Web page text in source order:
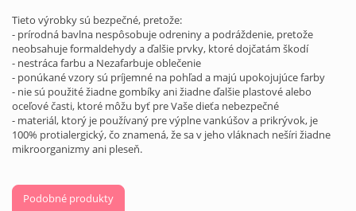
Tieto výrobky sú bezpečné, pretože:
- prírodná bavlna nespôsobuje odreniny a podráždenie, pretože
neobsahuje formaldehydy a ďalšie prvky, ktoré dojčatám škodí
- nestráca farbu a Nezafarbuje oblečenie
- ponúkané vzory sú príjemné na pohľad a majú upokojujúce farby
- nie sú použité žiadne gombíky ani žiadne ďalšie plastové alebo
oceľové časti, ktoré môžu byť pre Vaše dieťa nebezpečné
- materiál, ktorý je používaný pre výplne vankúšov a prikrývok, je
100% protialergický, čo znamená, že sa v jeho vláknach nešíri žiadne
mikroorganizmy ani pleseň.
Podobné produkty